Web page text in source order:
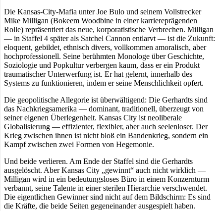
Die Kansas-City-Mafia unter Joe Bulo und seinem Vollstrecker
Mike Milligan (Bokeem Woodbine in einer karriereprägenden
Rolle) repräsentiert das neue, korporatistische Verbrechen. Milligan
— in Staffel 4 später als Satchel Cannon entlarvt — ist die Zukunft:
eloquent, gebildet, ethnisch divers, vollkommen amoralisch, aber
hochprofessionell. Seine berühmten Monologe über Geschichte,
Soziologie und Popkultur verbergen kaum, dass er ein Produkt
traumatischer Unterwerfung ist. Er hat gelernt, innerhalb des
Systems zu funktionieren, indem er seine Menschlichkeit opfert.
Die geopolitische Allegorie ist überwältigend: Die Gerhardts sind
das Nachkriegsamerika — dominant, traditionell, überzeugt von
seiner eigenen Überlegenheit. Kansas City ist neoliberale
Globalisierung — effizienter, flexibler, aber auch seelenloser. Der
Krieg zwischen ihnen ist nicht bloß ein Bandenkrieg, sondern ein
Kampf zwischen zwei Formen von Hegemonie.
Und beide verlieren. Am Ende der Staffel sind die Gerhardts
ausgelöscht. Aber Kansas City „gewinnt“ auch nicht wirklich —
Milligan wird in ein bedeutungsloses Büro in einem Konzernturm
verbannt, seine Talente in einer sterilen Hierarchie verschwendet.
Die eigentlichen Gewinner sind nicht auf dem Bildschirm: Es sind
die Kräfte, die beide Seiten gegeneinander ausgespielt haben.